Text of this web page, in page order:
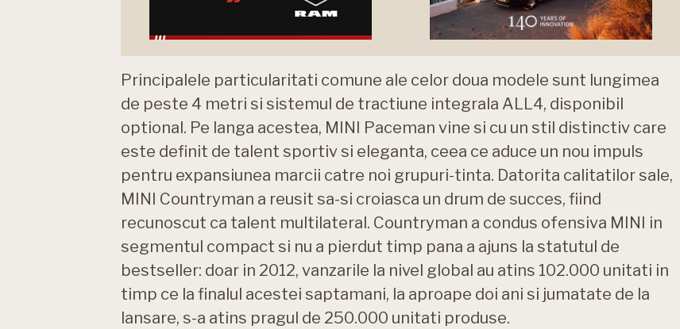
Principalele particularitati comune ale celor doua modele sunt lungimea
de peste 4 metri si sistemul de tractiune integrala ALL4, disponibil
optional. Pe langa acestea, MINI Paceman vine si cu un stil distinctiv care
este definit de talent sportiv si eleganta, ceea ce aduce un nou impuls
pentru expansiunea marcii catre noi grupuri-tinta. Datorita calitatilor sale,
MINI Countryman a reusit sa-si croiasca un drum de succes, fiind
recunoscut ca talent multilateral. Countryman a condus ofensiva MINI in
segmentul compact si nu a pierdut timp pana a ajuns la statutul de
bestseller: doar in 2012, vanzarile la nivel global au atins 102.000 unitati in
timp ce la finalul acestei saptamani, la aproape doi ani si jumatate de la
lansare, s-a atins pragul de 250.000 unitati produse.